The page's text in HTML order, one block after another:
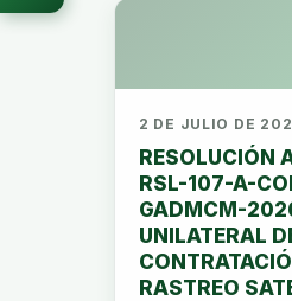
2 DE JULIO DE
RESOLUCIÓN
RSL-107-A-
GADMCM-
UNILATERAL
RASTREO